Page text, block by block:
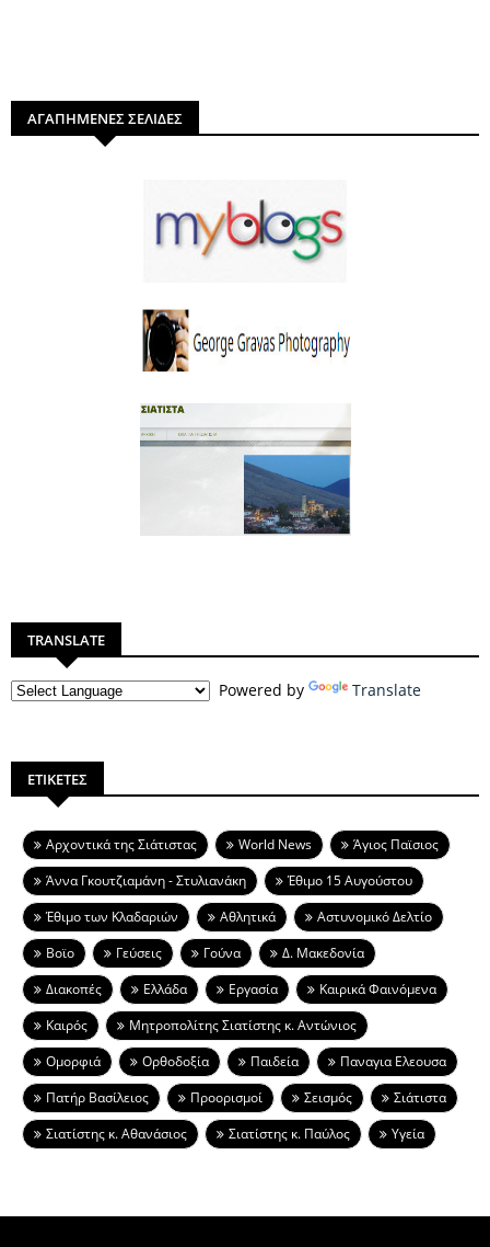
ΑΓΑΠΗΜΕΝΕΣ ΣΕΛΙΔΕΣ
TRANSLATE
Powered by Translate
ΕΤΙΚΕΤΕΣ
Aρχοντικά της Σιάτιστας World News
Άγιος Παϊσιος
Άννα Γκουτζιαμάνη - Στυλιανάκη
Έθιμο 15 Αυγούστου
Έθιμο των Κλαδαριών
Αθλητικά
Αστυνομικό Δελτίο
Βοϊο
Γεύσεις Γούνα
Δ. Μακεδονία
Διακοπές
Ελλάδα Εργασία
Καιρικά Φαινόμενα
Καιρός
Μητροπολίτης Σιατίστης κ. Αντώνιος
Ομορφιά
Ορθοδοξία Παιδεία
Παναγια Ελεουσα
Πατήρ Βασίλειος
Προορισμοί Σεισμός
Σιάτιστα
Σιατίστης κ. Αθανάσιος
Σιατίστης κ. Παύλος Υγεία